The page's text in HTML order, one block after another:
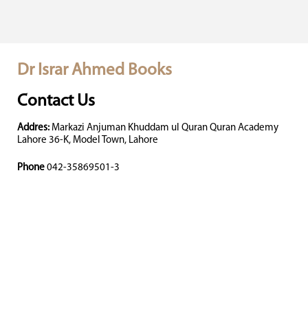
Dr Israr Ahmed Books
Contact Us
Addres: Markazi Anjuman Khuddam ul Quran Quran Academy
Lahore 36-K, Model Town, Lahore
Phone 042-35869501-3